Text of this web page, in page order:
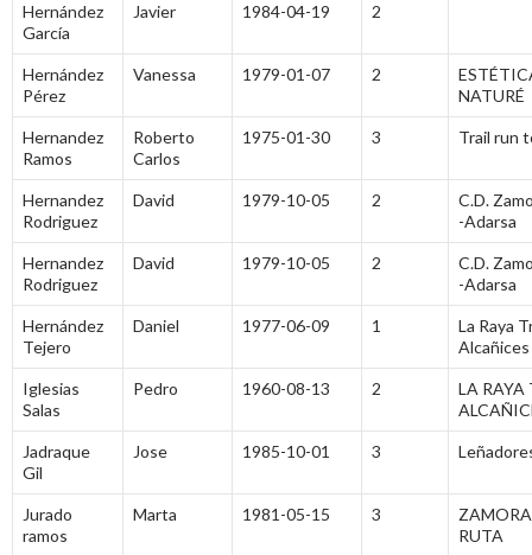
Hernández
García
Javier 1984-04-19 2
Hernández
Pérez
Vanessa 1979-01-07 2
NATURÉ
Hernandez
Ramos
Roberto
Carlos
1975-01-30 3 Trail run
Hernandez
Rodriguez
David 1979-10-05 2
C.D.
-Adarsa
Hernandez
Rodriguez
David 1979-10-05 2
C.D.
-Adarsa
Hernández
Tejero
Daniel 1977-06-09 1
La Raya
Alcañices
Iglesias
Salas
Pedro 1960-08-13 2
LA RAYA
Jadraque
Gil
Jose 1985-10-01 3
Jurado
ramos
Marta 1981-05-15 3
RUTA